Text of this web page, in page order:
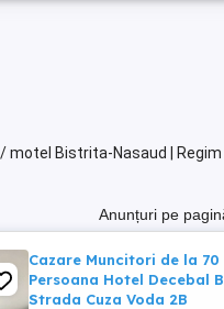
motel Bistrita-Nasaud |
Anunțuri pe
Cazare Muncitori de la 70
Persoana Hotel Decebal
Strada Cuza Voda 2B